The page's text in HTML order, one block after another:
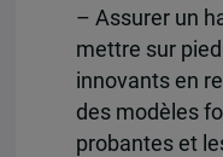
– Assurer un
mettre sur
innovants en
des modèles
probantes et